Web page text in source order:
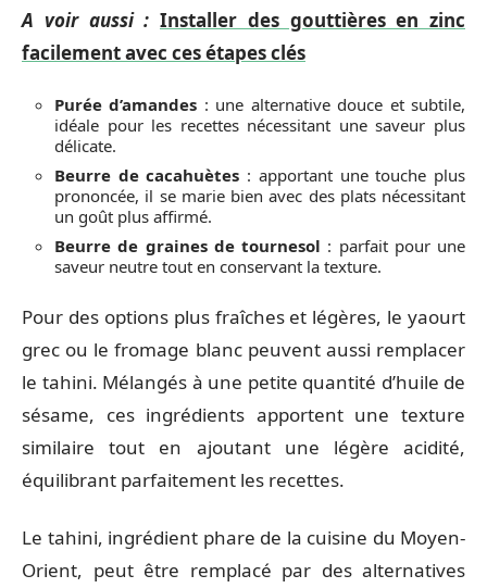
A voir aussi : Installer des gouttières en zinc
facilement avec ces étapes clés
Purée d’amandes : une alternative douce et subtile,
idéale pour les recettes nécessitant une saveur plus
délicate.
Beurre de cacahuètes : apportant une touche plus
prononcée, il se marie bien avec des plats nécessitant
un goût plus affirmé.
Beurre de graines de tournesol : parfait pour une
saveur neutre tout en conservant la texture.
Pour des options plus fraîches et légères, le yaourt
grec ou le fromage blanc peuvent aussi remplacer
le tahini. Mélangés à une petite quantité d’huile de
sésame, ces ingrédients apportent une texture
similaire tout en ajoutant une légère acidité,
équilibrant parfaitement les recettes.
Le tahini, ingrédient phare de la cuisine du Moyen-
Orient, peut être remplacé par des alternatives